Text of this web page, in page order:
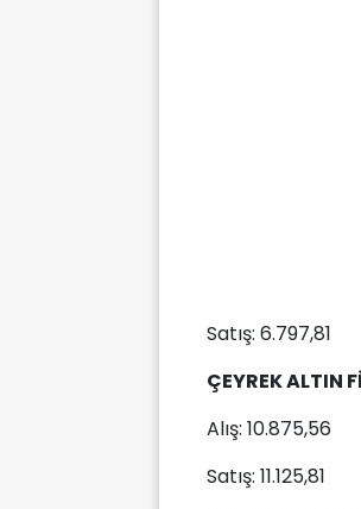
Satış: 6.797,81
ÇEYREK ALTIN
Alış: 10.875,56
Satış: 11.125,81